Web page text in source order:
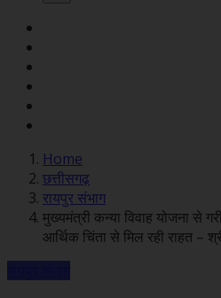
Home
छत्तीसगढ़
रायपुर संभाग
मुख्यमंत्री कन्या विवाह योजना से
आर्थिक चिंता से मिल रही राहत –